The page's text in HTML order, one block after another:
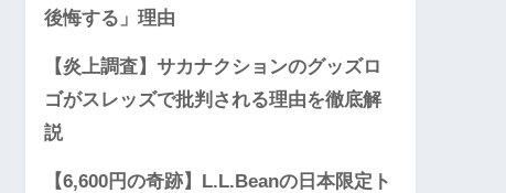
後悔する」理由
【炎上調査】サカナクションのグッズロ
ゴがスレッズで批判される理由を徹底解
説
【6,600円の奇跡】L.L.Beanの日本限定ト